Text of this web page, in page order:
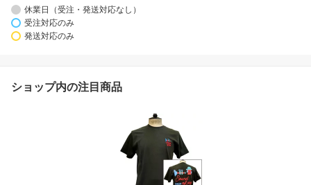
休業日（受注・発送対応なし）
受注対応のみ
発送対応のみ
ショップ内の注目商品